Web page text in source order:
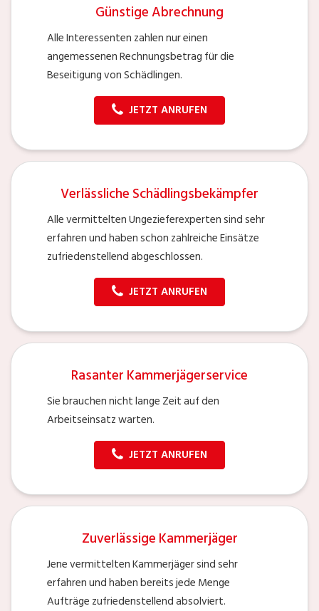
Günstige Abrechnung
Alle Interessenten zahlen nur einen
angemessenen Rechnungsbetrag für die
Beseitigung von Schädlingen.
JETZT ANRUFEN
Verlässliche Schädlingsbekämpfer
Alle vermittelten Ungezieferexperten sind sehr
erfahren und haben schon zahlreiche Einsätze
zufriedenstellend abgeschlossen.
JETZT ANRUFEN
Rasanter Kammerjägerservice
Sie brauchen nicht lange Zeit auf den
Arbeitseinsatz warten.
JETZT ANRUFEN
Zuverlässige Kammerjäger
Jene vermittelten Kammerjäger sind sehr
erfahren und haben bereits jede Menge
Aufträge zufriedenstellend absolviert.